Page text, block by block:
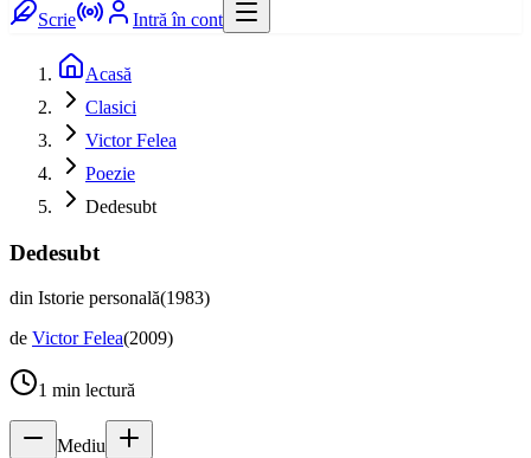
Scrie Intră în cont
Acasă
Clasici
Victor Felea
Poezie
Dedesubt
Dedesubt
din Istorie personală(1983)
de Victor Felea(2009)
1 min lectură
Mediu